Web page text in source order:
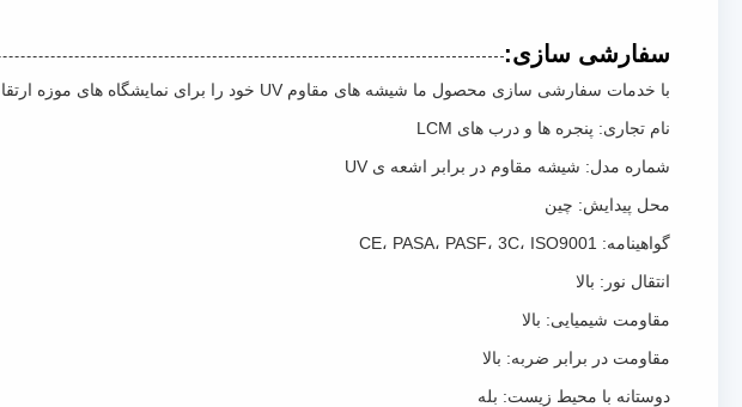
سفارشی سازی:
با خدمات سفارشی سازی محصول ما شیشه های مقاوم UV خود را برای نمایشگاه های موزه ارتقا دهید.
نام تجاری: پنجره ها و درب های LCM
شماره مدل: شیشه مقاوم در برابر اشعه ی UV
محل پیدایش: چین
گواهینامه: CE، PASA، PASF، 3C، ISO9001
انتقال نور: بالا
مقاومت شیمیایی: بالا
مقاومت در برابر ضربه: بالا
دوستانه با محیط زیست: بله